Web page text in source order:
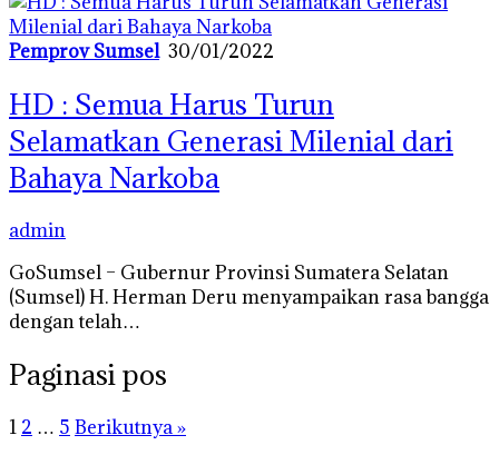
Pemprov Sumsel 30/01/2022
HD : Semua Harus Turun
Selamatkan Generasi Milenial dari
Bahaya Narkoba
admin
GoSumsel – Gubernur Provinsi Sumatera Selatan
(Sumsel) H. Herman Deru menyampaikan rasa bangga
dengan telah…
Paginasi pos
1 2 … 5 Berikutnya »